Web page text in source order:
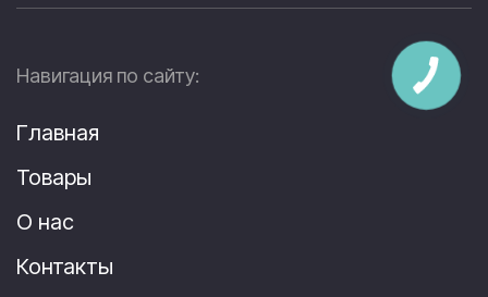
Навигация по сайту:
Главная
Товары
О нас
Контакты